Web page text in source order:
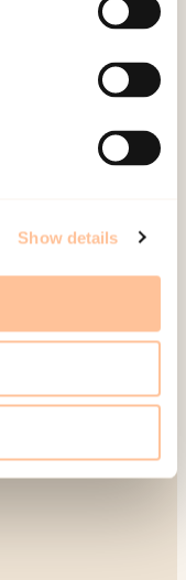
Show details